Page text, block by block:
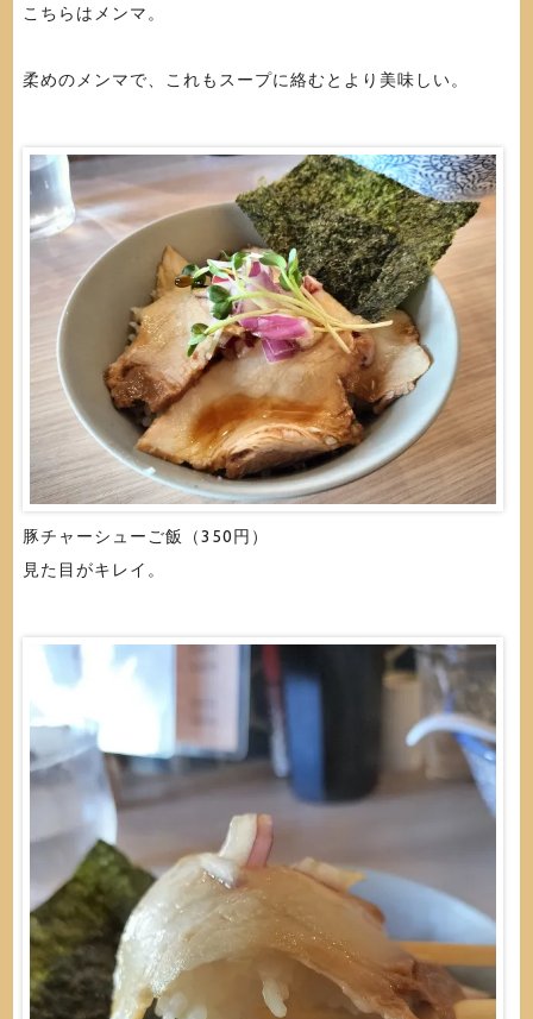
こちらはメンマ。
柔めのメンマで、これもスープに絡むとより美味しい。
豚チャーシューご飯（350円）
見た目がキレイ。